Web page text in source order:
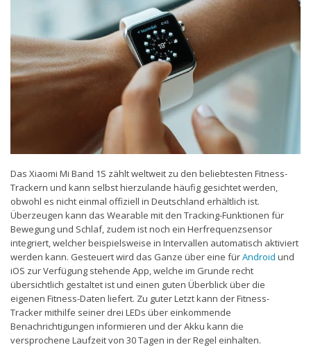
Mobilfunk-Tarifrechner
Flatrate-Datentarife
Das Xiaomi Mi Band 1S zählt weltweit zu den beliebtesten Fitness-
Trackern und kann selbst hierzulande häufig gesichtet werden,
obwohl es nicht einmal offiziell in Deutschland erhältlich ist.
Überzeugen kann das Wearable mit den Tracking-Funktionen für
Bewegung und Schlaf, zudem ist noch ein Herfrequenzsensor
integriert, welcher beispielsweise in Intervallen automatisch aktiviert
werden kann. Gesteuert wird das Ganze über eine fürAndroid und
iOS zur Verfügung stehende App, welche im Grunde recht
übersichtlich gestaltet ist und einen guten Überblick über die
eigenen Fitness-Daten liefert. Zu guter Letzt kann der Fitness-
Tracker mithilfe seiner drei LEDs über einkommende
Benachrichtigungen informieren und der Akku kann die
versprochene Laufzeit von 30 Tagen in der Regel einhalten.